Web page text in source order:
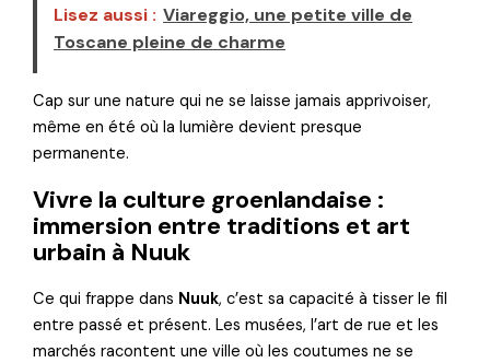
Lisez aussi : Viareggio, une petite ville de
Toscane pleine de charme
Cap sur une nature qui ne se laisse jamais apprivoiser,
même en été où la lumière devient presque
permanente.
Vivre la culture groenlandaise :
immersion entre traditions et art
urbain à Nuuk
Ce qui frappe dans Nuuk, c’est sa capacité à tisser le fil
entre passé et présent. Les musées, l’art de rue et les
marchés racontent une ville où les coutumes ne se